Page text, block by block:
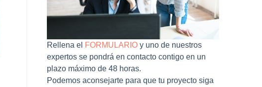
Rellena el FORMULARIO y uno de nuestros
expertos se pondrá en contacto contigo en un
plazo máximo de 48 horas.
Podemos aconsejarte para que tu proyecto siga